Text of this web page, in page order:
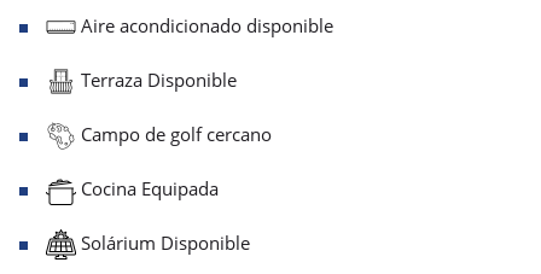
Aire acondicionado disponible
Terraza Disponible
Campo de golf cercano
Cocina Equipada
Solárium Disponible